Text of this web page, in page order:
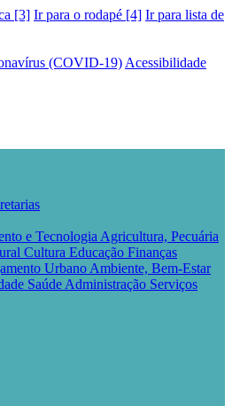
[3] Ir para o rodapé [4] Ir para lista de
(COVID-19) Acessibilidade
e Tecnologia Agricultura, Pecuária
Cultura Educação Finanças
Urbano Ambiente, Bem-Estar
Saúde Administração Serviços